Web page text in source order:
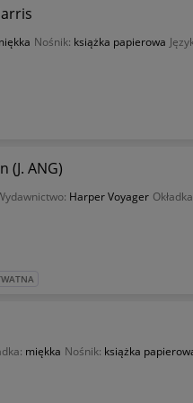
Nośnik: książka papierowa
(J. ANG)
Harper Voyager
miękka Nośnik: książka